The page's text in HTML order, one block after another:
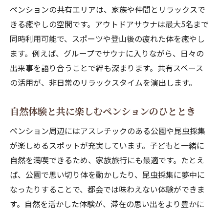
共有エリアの雰囲気を事前に知るメリット
ペンション滞在を充実させる設備の見極め
方
ペンションの共有エリアは、家族や仲間とリラックスで
きる癒やしの空間です。アウトドアサウナは最大5名まで
同時利用可能で、スポーツや登山後の疲れた体を癒やし
ます。例えば、グループでサウナに入りながら、日々の
出来事を語り合うことで絆も深まります。共有スペース
の活用が、非日常のリラックスタイムを演出します。
自然体験と共に楽しむペンションのひととき
ペンション周辺にはアスレチックのある公園や昆虫採集
が楽しめるスポットが充実しています。子どもと一緒に
自然を満喫できるため、家族旅行にも最適です。たとえ
ば、公園で思い切り体を動かしたり、昆虫採集に夢中に
なったりすることで、都会では味わえない体験ができま
す。自然を活かした体験が、滞在の思い出をより豊かに